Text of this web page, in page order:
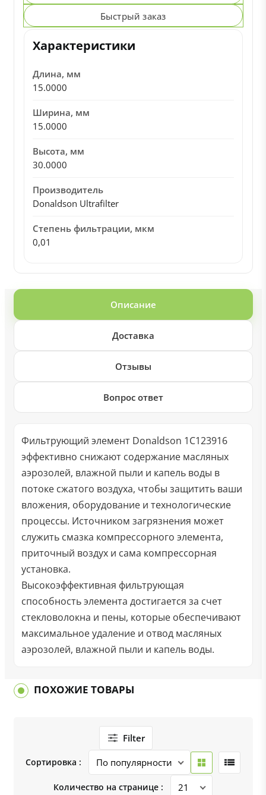
Быстрый заказ
Характеристики
Длина, мм
15.0000
Ширина, мм
15.0000
Высота, мм
30.0000
Производитель
Donaldson Ultrafilter
Степень фильтрации, мкм
0,01
Описание
Доставка
Отзывы
Вопрос ответ
Фильтрующий элемент Donaldson 1C123916
эффективно снижают содержание масляных
аэрозолей, влажной пыли и капель воды в
потоке сжатого воздуха, чтобы защитить ваши
вложения, оборудование и технологические
процессы. Источником загрязнения может
служить смазка компрессорного элемента,
приточный воздух и сама компрессорная
установка.
Высокоэффективная фильтрующая
способность элемента достигается за счет
стекловолокна и пены, которые обеспечивают
максимальное удаление и отвод масляных
аэрозолей, влажной пыли и капель воды.
ПОХОЖИЕ ТОВАРЫ
Filter
Сортировка :
Количество на странице :